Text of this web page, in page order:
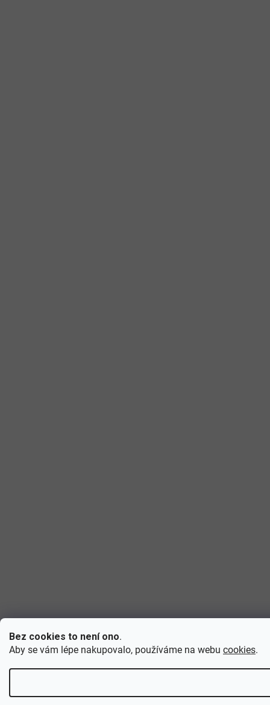
Bez cookies to není ono.
Aby se vám lépe nakupovalo, používáme na webu cookies.